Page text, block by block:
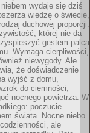
wydaje się dziś
wiedzę o świecie,
duchowej proporcji.
której nie da
gestem palca
Wymaga cierpliwości,
niewygody. Ale
że doświadczenie
wyjść z domu,
do ciemności,
nocnego powietrza. W
poczucie
świata. Nocne niebo
ale